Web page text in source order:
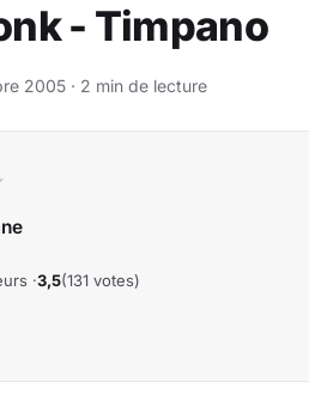
- Timpano
2005 · 2 min de lecture
·3,5(131 votes)